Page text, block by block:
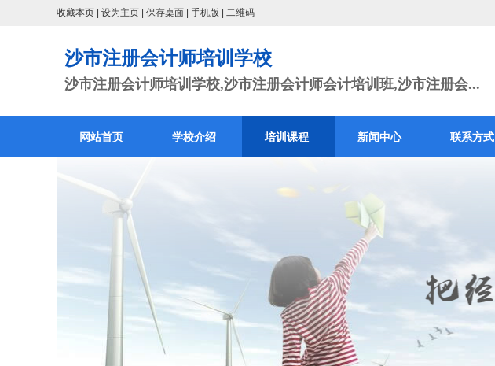
收藏本页 设为主页 保存桌面 手机版 二维码
沙市注册会计师培训学校
沙市注册会计师培训学校,沙市注册会计师会计培训班,沙市注册会...
网站首页 学校介绍 培训课程 新闻中心 联系方式